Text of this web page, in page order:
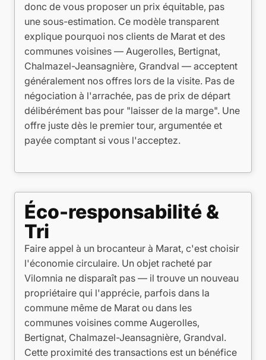
donc de vous proposer un prix équitable, pas
une sous-estimation. Ce modèle transparent
explique pourquoi nos clients de Marat et des
communes voisines — Augerolles, Bertignat,
Chalmazel-Jeansagnière, Grandval — acceptent
généralement nos offres lors de la visite. Pas de
négociation à l'arrachée, pas de prix de départ
délibérément bas pour "laisser de la marge". Une
offre juste dès le premier tour, argumentée et
payée comptant si vous l'acceptez.
Éco-responsabilité &
Tri
Faire appel à un brocanteur à Marat, c'est choisir
l'économie circulaire. Un objet racheté par
Vilomnia ne disparaît pas — il trouve un nouveau
propriétaire qui l'apprécie, parfois dans la
commune même de Marat ou dans les
communes voisines comme Augerolles,
Bertignat, Chalmazel-Jeansagnière, Grandval.
Cette proximité des transactions est un bénéfice